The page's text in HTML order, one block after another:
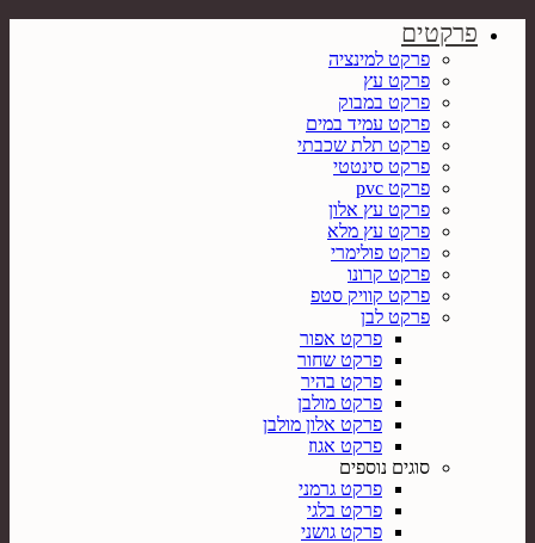
פרקטים
פרקט למינציה
פרקט עץ
פרקט במבוק
פרקט עמיד במים
פרקט תלת שכבתי
פרקט סינטטי
פרקט pvc
פרקט עץ אלון
פרקט עץ מלא
פרקט פולימרי
פרקט קרונו
פרקט קוויק סטפ
פרקט לבן
פרקט אפור
פרקט שחור
פרקט בהיר
פרקט מולבן
פרקט אלון מולבן
פרקט אגוז
סוגים נוספים
פרקט גרמני
פרקט בלגי
פרקט גושני